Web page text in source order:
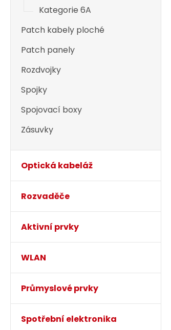
Kategorie 6A
Patch kabely ploché
Patch panely
Rozdvojky
Spojky
Spojovací boxy
Zásuvky
Optická kabeláž
Rozvaděče
Aktivní prvky
WLAN
Průmyslové prvky
Spotřební elektronika